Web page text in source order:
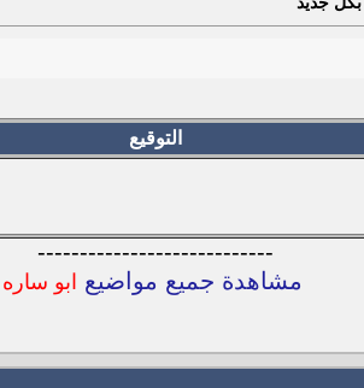
التوقيع
----------------------------
مشاهدة جميع مواضيع
ابو ساره